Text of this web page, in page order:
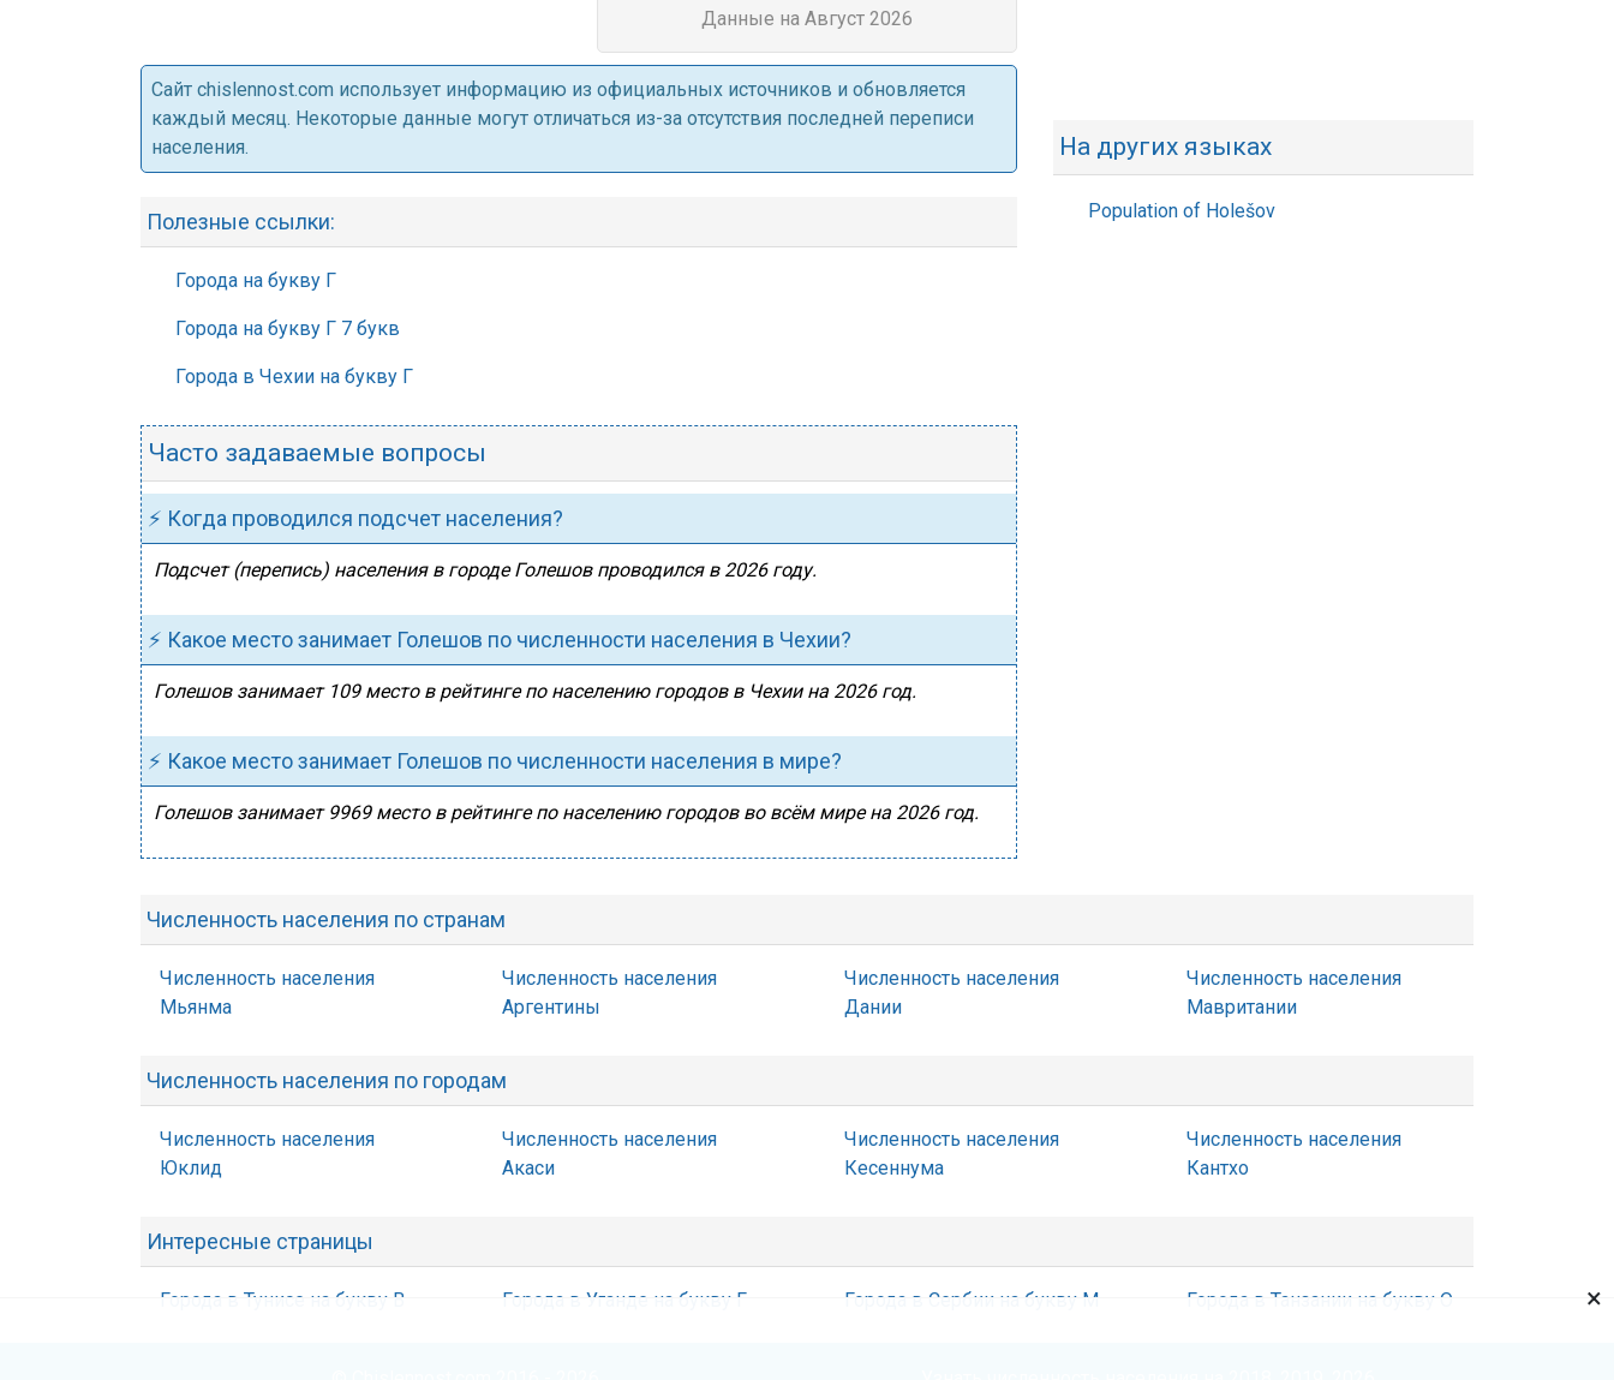
Данные на Август 2026
Cайт chislennost.com использует информацию из официальных источников и обновляется
каждый месяц. Некоторые данные могут отличаться из-за отсутствия последней переписи
населения.
Полезные ссылки:
Города на букву Г
Города на букву Г 7 букв
Города в Чехии на букву Г
Часто задаваемые вопросы
⚡ Когда проводился подсчет населения?
Подсчет (перепись) населения в городе Голешов проводился в 2026 году.
⚡ Какое место занимает Голешов по численности населения в Чехии?
Голешов занимает 109 место в рейтинге по населению городов в Чехии на 2026 год.
⚡ Какое место занимает Голешов по численности населения в мире?
Голешов занимает 9969 место в рейтинге по населению городов во всём мире на 2026 год.
На других языках
Population of Holešov
Численность населения по странам
Численность населения
Мьянма
Численность населения
Аргентины
Численность населения
Дании
Численность населения
Мавритании
Численность населения по городам
Численность населения
Юклид
Численность населения
Акаси
Численность населения
Кесеннума
Численность населения
Кантхо
Интересные страницы
Города в Тунисе на букву В Города в Уганде на букву Г Города в Сербии на букву М Города в Танзании на букву О ×